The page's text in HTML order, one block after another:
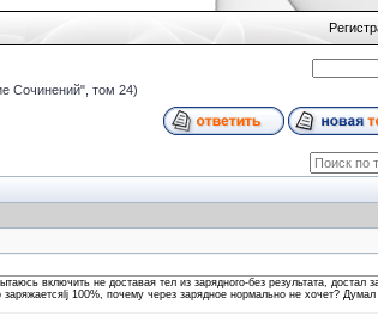
Сочинений", том 24)
включить не доставая тел из зарядного-без результата, достал
100%, почему через зарядное нормально не хочет?